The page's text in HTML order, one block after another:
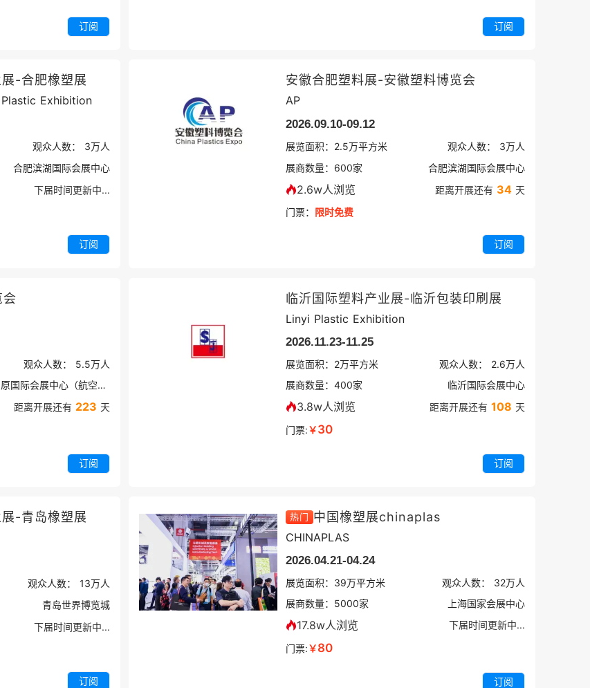
订阅 订阅
-合肥橡塑展
Exhibition
观众人数： 3万人
合肥滨湖国际会展中心
下届时间更新中...
订阅
安徽合肥塑料展-安徽塑料博览会
AP
2026.09.10-09.12
展览面积： 2.5万平方米 观众人数： 3万人
展商数量： 600家 合肥滨湖国际会展中心
2.6w人浏览 距离开展还有 34 天
门票： 限时免费
订阅
观众人数： 5.5万人
郑州中原国际会展中心（航空港区）
距离开展还有 223 天
订阅
临沂国际塑料产业展-临沂包装印刷展
Linyi Plastic Exhibition
2026.11.23-11.25
展览面积： 2万平方米 观众人数： 2.6万人
展商数量： 400家 临沂国际会展中心
3.8w人浏览 距离开展还有 108 天
门票:￥30
订阅
-青岛橡塑展
观众人数： 13万人
青岛世界博览城
下届时间更新中...
订阅
热门 中国橡塑展chinaplas
CHINAPLAS
2026.04.21-04.24
展览面积： 39万平方米 观众人数： 32万人
展商数量： 5000家 上海国家会展中心
17.8w人浏览
下届时间更新中...
门票:￥80
订阅